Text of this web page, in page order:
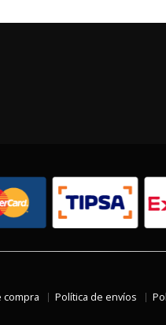
compra Política de envíos